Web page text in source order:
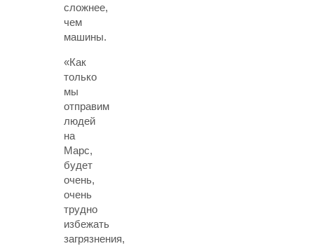
сложнее,
чем
машины.
«Как
только
мы
отправим
людей
на
Марс,
будет
очень,
очень
трудно
избежать
загрязнения,